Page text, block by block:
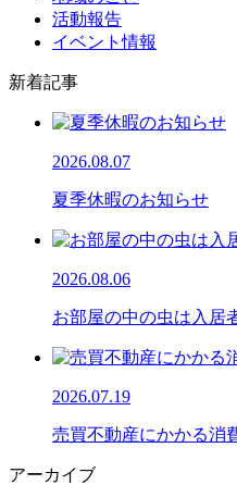
活動報告
イベント情報
新着記事
2026.08.07
夏季休暇のお知らせ
2026.08.06
お部屋の中の虫は入居
2026.07.19
売買不動産にかかる消
アーカイブ